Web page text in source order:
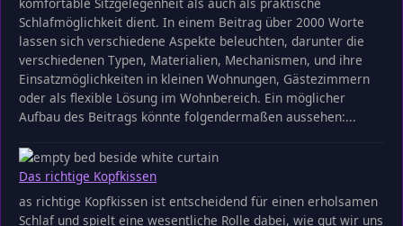
Schlafmöglichkeit dient. In einem Beitrag über 2000 Worte
lassen sich verschiedene Aspekte beleuchten, darunter die
verschiedenen Typen, Materialien, Mechanismen, und ihre
Einsatzmöglichkeiten in kleinen Wohnungen, Gästezimmern
oder als flexible Lösung im Wohnbereich. Ein möglicher
Aufbau des Beitrags könnte folgendermaßen aussehen:...
Das richtige Kopfkissen
as richtige Kopfkissen ist entscheidend für einen erholsamen
Schlaf und spielt eine wesentliche Rolle dabei, wie gut wir uns